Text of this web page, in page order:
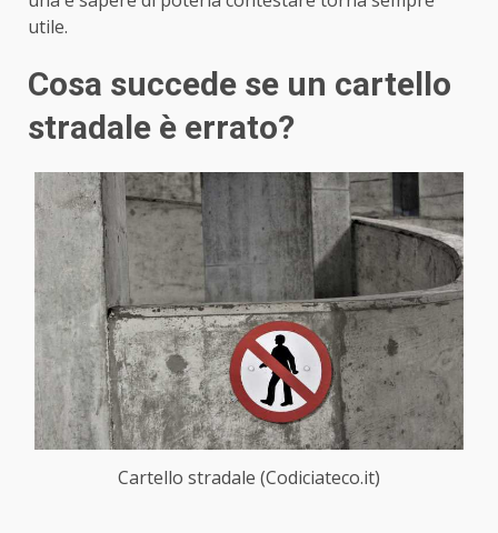
utile.
Cosa succede se un cartello
stradale è errato?
Cartello stradale (Codiciateco.it)